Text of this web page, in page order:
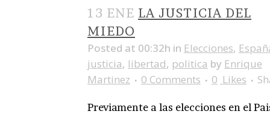
13 ENE LA JUSTICIA DEL
MIEDO
Posted at 00:32h in Elecciones,
justicia, libertad, politica by Enrique
Martinez
0 Comments 0 Likes
Previamente a las elecciones en el